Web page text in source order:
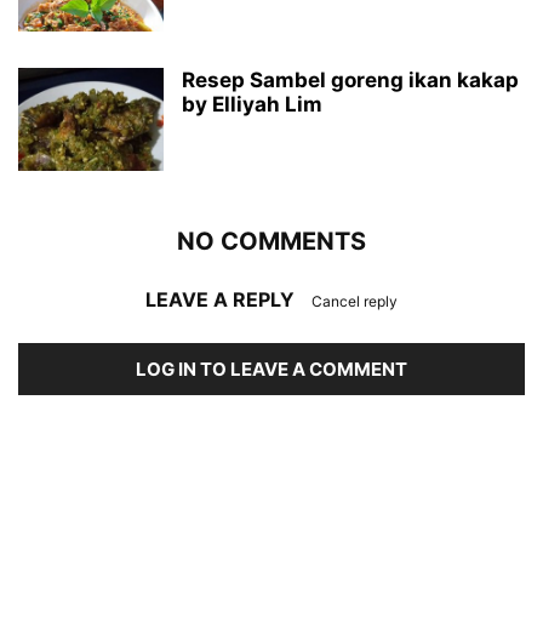
Resep Sambel goreng ikan kakap
by Elliyah Lim
NO COMMENTS
LEAVE A REPLY Cancel reply
LOG IN TO LEAVE A COMMENT